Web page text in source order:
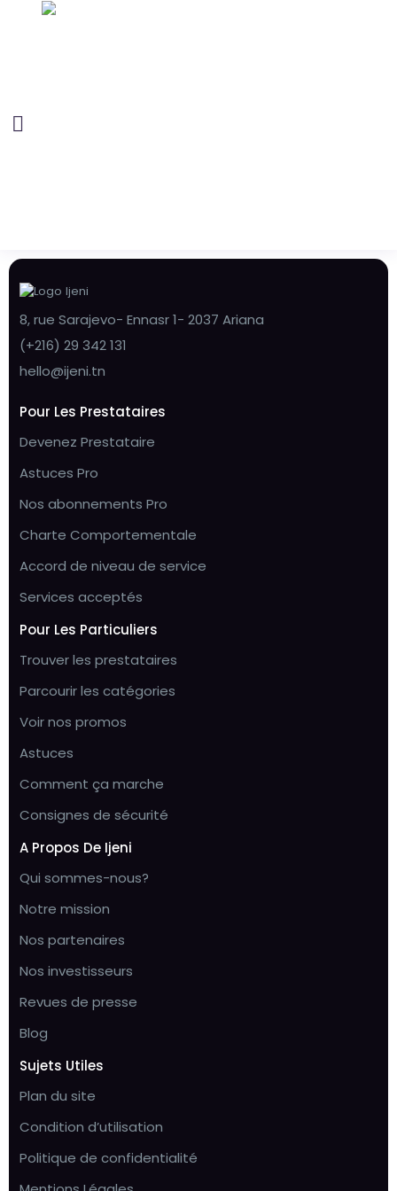
8, rue Sarajevo- Ennasr 1- 2037 Ariana
(+216) 29 342 131
hello@ijeni.tn
Pour Les Prestataires
Devenez Prestataire
Astuces Pro
Nos abonnements Pro
Charte Comportementale
Accord de niveau de service
Services acceptés
Pour Les Particuliers
Trouver les prestataires
Parcourir les catégories
Voir nos promos
Astuces
Comment ça marche
Consignes de sécurité
A Propos De Ijeni
Qui sommes-nous?
Notre mission
Nos partenaires
Nos investisseurs
Revues de presse
Blog
Sujets Utiles
Plan du site
Condition d’utilisation
Politique de confidentialité